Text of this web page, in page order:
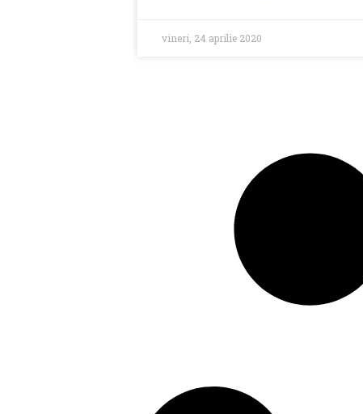
vineri, 24 aprilie 2020